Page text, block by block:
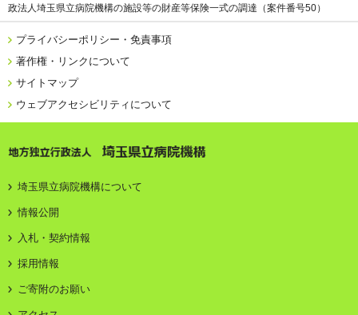
政法人埼玉県立病院機構の施設等の財産等保険一式の調達（案件番号50）
プライバシーポリシー・免責事項
著作権・リンクについて
サイトマップ
ウェブアクセシビリティについて
地方独立行政法人 埼玉県立病院機構
埼玉県立病院機構について
情報公開
入札・契約情報
採用情報
ご寄附のお願い